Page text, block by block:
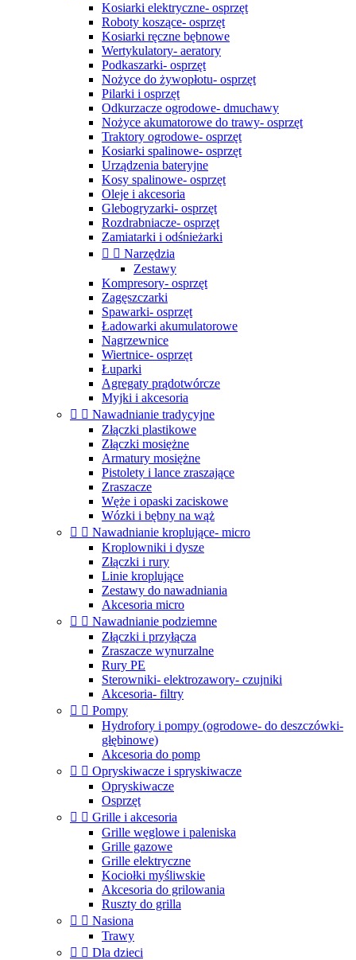
Kosiarki elektryczne- osprzęt
Roboty koszące- osprzęt
Kosiarki ręczne bębnowe
Wertykulatory- aeratory
Podkaszarki- osprzęt
Nożyce do żywopłotu- osprzęt
Pilarki i osprzęt
Odkurzacze ogrodowe- dmuchawy
Nożyce akumatorowe do trawy- osprzęt
Traktory ogrodowe- osprzęt
Kosiarki spalinowe- osprzęt
Urządzenia bateryjne
Kosy spalinowe- osprzęt
Oleje i akcesoria
Glebogryzarki- osprzęt
Rozdrabniacze- osprzęt
Zamiatarki i odśnieżarki
  Narzędzia
Zestawy
Kompresory- osprzęt
Zagęszczarki
Spawarki- osprzęt
Ładowarki akumulatorowe
Nagrzewnice
Wiertnice- osprzęt
Łuparki
Agregaty prądotwórcze
Myjki i akcesoria
  Nawadnianie tradycyjne
Złączki plastikowe
Złączki mosiężne
Armatury mosiężne
Pistolety i lance zraszające
Zraszacze
Węże i opaski zaciskowe
Wózki i bębny na wąż
  Nawadnianie kroplujące- micro
Kroplowniki i dysze
Złączki i rury
Linie kroplujące
Zestawy do nawadniania
Akcesoria micro
  Nawadnianie podziemne
Złączki i przyłącza
Zraszacze wynurzalne
Rury PE
Sterowniki- elektrozawory- czujniki
Akcesoria- filtry
  Pompy
Hydrofory i pompy (ogrodowe- do deszczówki-
głębinowe)
Akcesoria do pomp
  Opryskiwacze i spryskiwacze
Opryskiwacze
Osprzęt
  Grille i akcesoria
Grille węglowe i paleniska
Grille gazowe
Grille elektryczne
Kociołki myśliwskie
Akcesoria do grilowania
Ruszty do grilla
  Nasiona
Trawy
  Dla dzieci